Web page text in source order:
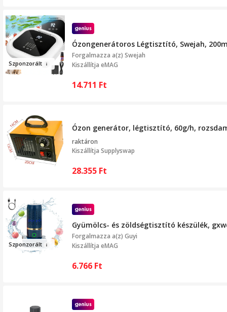
Szponzorált
Ózongenerátoros Légtisztító, Swejah,
Forgalmazza a(z) Swejah
Kiszállítja eMAG
14.711 Ft
Ózon generátor, légtisztító, 60g/h,
raktáron
Kiszállítja Supplyswap
28.355 Ft
Szponzorált
Gyümölcs- és zöldségtisztító készülék,
Forgalmazza a(z) Guyi
Kiszállítja eMAG
6.766 Ft